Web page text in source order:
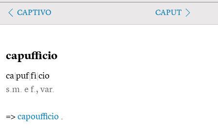
CAPTIVO CAPUT
capufficio
ca puf|fì cio
s.m. e f., var.
=> capoufficio